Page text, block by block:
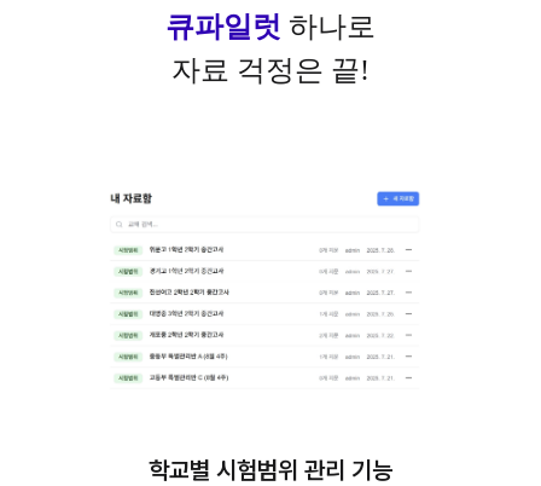
큐파일럿 하나로
자료 걱정은 끝!
학교별 시험범위 관리 기능